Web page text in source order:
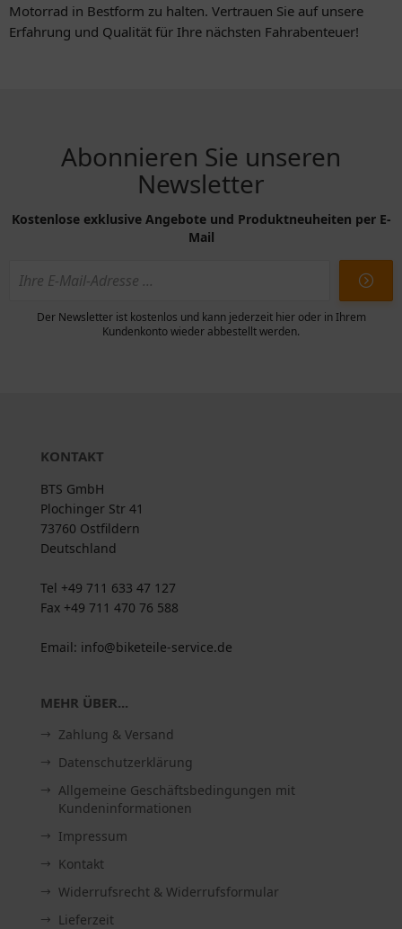
Motorrad in Bestform zu halten. Vertrauen Sie auf unsere
Erfahrung und Qualität für Ihre nächsten Fahrabenteuer!
Abonnieren Sie unseren
Newsletter
Kostenlose exklusive Angebote und Produktneuheiten per E-
Mail
Der Newsletter ist kostenlos und kann jederzeit hier oder in Ihrem
Kundenkonto wieder abbestellt werden.
KONTAKT
BTS GmbH
Plochinger Str 41
73760 Ostfildern
Deutschland
Tel +49 711 633 47 127
Fax +49 711 470 76 588
Email: info@biketeile-service.de
MEHR ÜBER...
Zahlung & Versand
Datenschutzerklärung
Allgemeine Geschäftsbedingungen mit
Kundeninformationen
Impressum
Kontakt
Widerrufsrecht & Widerrufsformular
Lieferzeit